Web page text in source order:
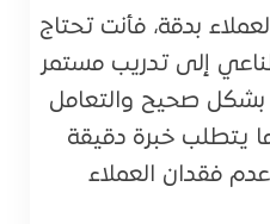
بدقة، فأنت تحتاج
إلى تدريب مستمر
بشكل صحيح والتعامل
يتطلب خبرة دقيقة
فقدان العملاء